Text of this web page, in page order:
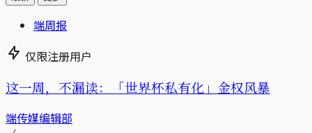
端周报
仅限注册用户
这一周，不漏读：「世界杯私有化」金权风暴
端传媒编辑部